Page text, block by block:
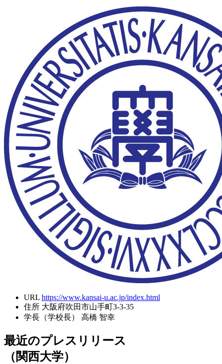
URL https://www.kansai-u.ac.jp/index.html
住所 大阪府吹田市山手町3-3-35
学長（学校長）
高橋 智幸
最近のプレスリリース
（関西大学）